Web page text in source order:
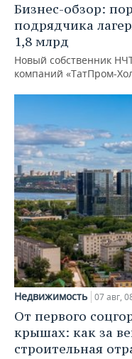
Бизнес-обзор:
подрядчика
1,8 млрд
Новый собственник
компаний «ТатПром-
Недвижимость 07 авг,
От первого
крышах: как за
строительная